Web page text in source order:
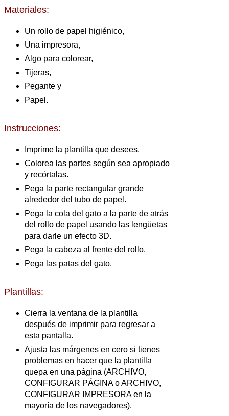
Materiales:
Un rollo de papel higiénico,
Una impresora,
Algo para colorear,
Tijeras,
Pegante y
Papel.
Instrucciones:
Imprime la plantilla que desees.
Colorea las partes según sea apropiado
y recórtalas.
Pega la parte rectangular grande
alrededor del tubo de papel.
Pega la cola del gato a la parte de atrás
del rollo de papel usando las lengüetas
para darle un efecto 3D.
Pega la cabeza al frente del rollo.
Pega las patas del gato.
Plantillas:
Cierra la ventana de la plantilla
después de imprimir para regresar a
esta pantalla.
Ajusta las márgenes en cero si tienes
problemas en hacer que la plantilla
quepa en una página (ARCHIVO,
CONFIGURAR PÁGINA o ARCHIVO,
CONFIGURAR IMPRESORA en la
mayoría de los navegadores).